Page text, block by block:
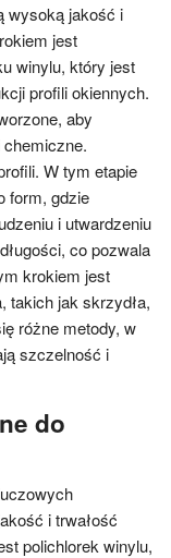
wysoką jakość i
jest
winylu, który jest
profili okiennych.
aby
W tym etapie
form, gdzie
i utwardzeniu
co pozwala
krokiem jest
takich jak skrzydła,
różne metody, w
szczelność i
do
i trwałość
polichlorek winylu,